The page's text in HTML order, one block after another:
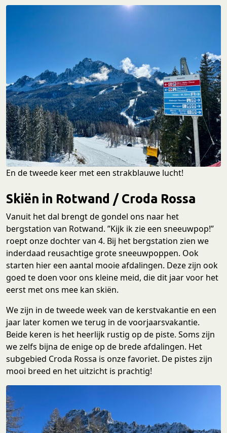
En de tweede keer met een strakblauwe lucht!
Skiën in Rotwand / Croda Rossa
Vanuit het dal brengt de gondel ons naar het
bergstation van Rotwand. ”Kijk ik zie een sneeuwpop!”
roept onze dochter van 4. Bij het bergstation zien we
inderdaad reusachtige grote sneeuwpoppen. Ook
starten hier een aantal mooie afdalingen. Deze zijn ook
goed te doen voor ons kleine meid, die dit jaar voor het
eerst met ons mee kan skiën.
We zijn in de tweede week van de kerstvakantie en een
jaar later komen we terug in de voorjaarsvakantie.
Beide keren is het heerlijk rustig op de piste. Soms zijn
we zelfs bijna de enige op de brede afdalingen. Het
subgebied Croda Rossa is onze favoriet. De pistes zijn
mooi breed en het uitzicht is prachtig!